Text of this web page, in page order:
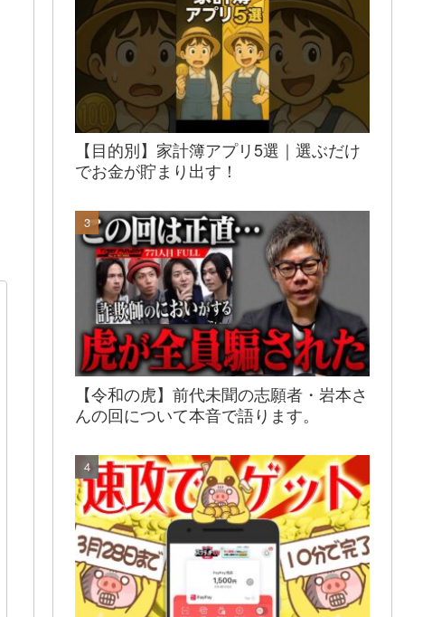
【目的別】家計簿アプリ5選｜選ぶだけ
でお金が貯まり出す！
【令和の虎】前代未聞の志願者・岩本さ
んの回について本音で語ります。